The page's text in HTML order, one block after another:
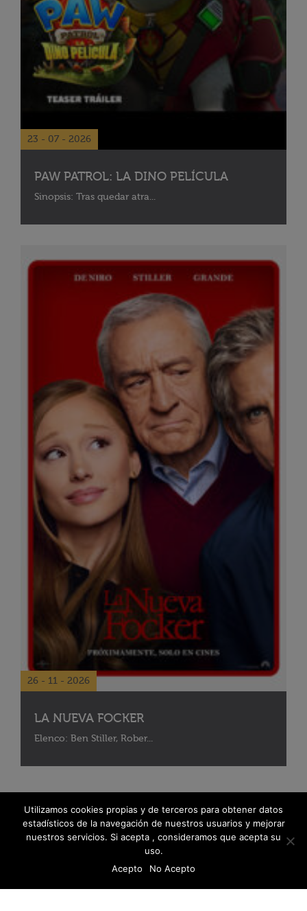
23 - 07 - 2026
PAW PATROL: LA DINO PELÍCULA
Sinopsis: Tras quedar atra...
26 - 11 - 2026
LA NUEVA FOCKER
Elenco: Ben Stiller, Rober...
© 2026 Fanáticos del Cine - Todos los derechos reservados
Utilizamos cookies propias y de terceros para obtener datos
estadísticos de la navegación de nuestros usuarios y mejorar
nuestros servicios. Si acepta , consideramos que acepta su
uso.
Acepto
No Acepto